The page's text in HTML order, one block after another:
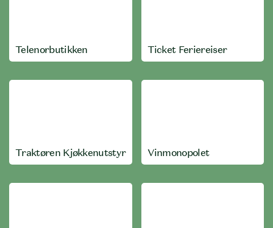
Telenorbutikken Ticket Feriereiser
Traktøren Kjøkkenutstyr Vinmonopolet